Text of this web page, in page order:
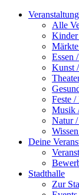
Alle
Essen
Kunst
Feste
Musik
Natur
Deine
Stadthalle
Zur